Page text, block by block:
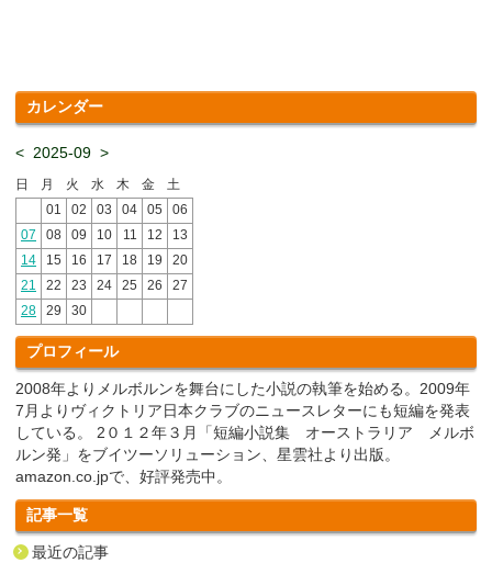
カレンダー
< 2025-09 >
日 月 火 水 木 金
土
01
02 03 04 05
06
07
08 09 10 11 12
13
14
15 16 17 18 19
20
21
22 23 24 25 26
27
28
29 30
プロフィール
2008年よりメルボルンを舞台にした小説の執筆を始める。2009年
7月よりヴィクトリア日本クラブのニュースレターにも短編を発表
している。 2０１２年３月「短編小説集 オーストラリア メルボ
ルン発」をブイツーソリューション、星雲社より出版。
amazon.co.jpで、好評発売中。
記事一覧
最近の記事